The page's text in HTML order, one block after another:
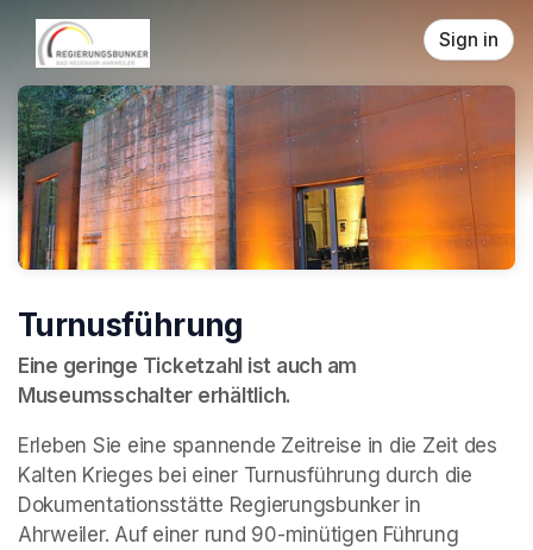
Skip header
Sign in
Turnusführung
Eine geringe Ticketzahl ist auch am
Museumsschalter erhältlich.
Erleben Sie eine spannende Zeitreise in die Zeit des
Kalten Krieges bei einer Turnusführung durch die
Dokumentationsstätte Regierungsbunker in
Ahrweiler. Auf einer rund 90-minütigen Führung